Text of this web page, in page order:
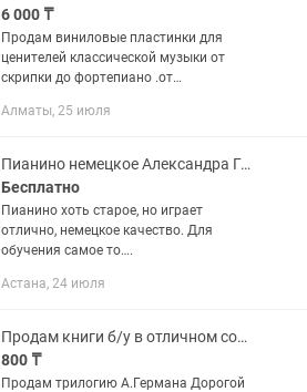
6 000 ₸
Продам виниловые пластинки для
ценителей классической музыки от
скрипки до фортепиано .от
и т. д. Альбомы по 3-4 .диска в одном
Алматы, 25 июля
Пианино немецкое Александра Герман
Бесплатно
Пианино хоть старое, но играет
отлично, немецкое качество. Для
обучения самое то….
Астана, 24 июля
Продам книги б/у в отличном состоянии
800 ₸
Продам трилогию А.Германа Дорогой